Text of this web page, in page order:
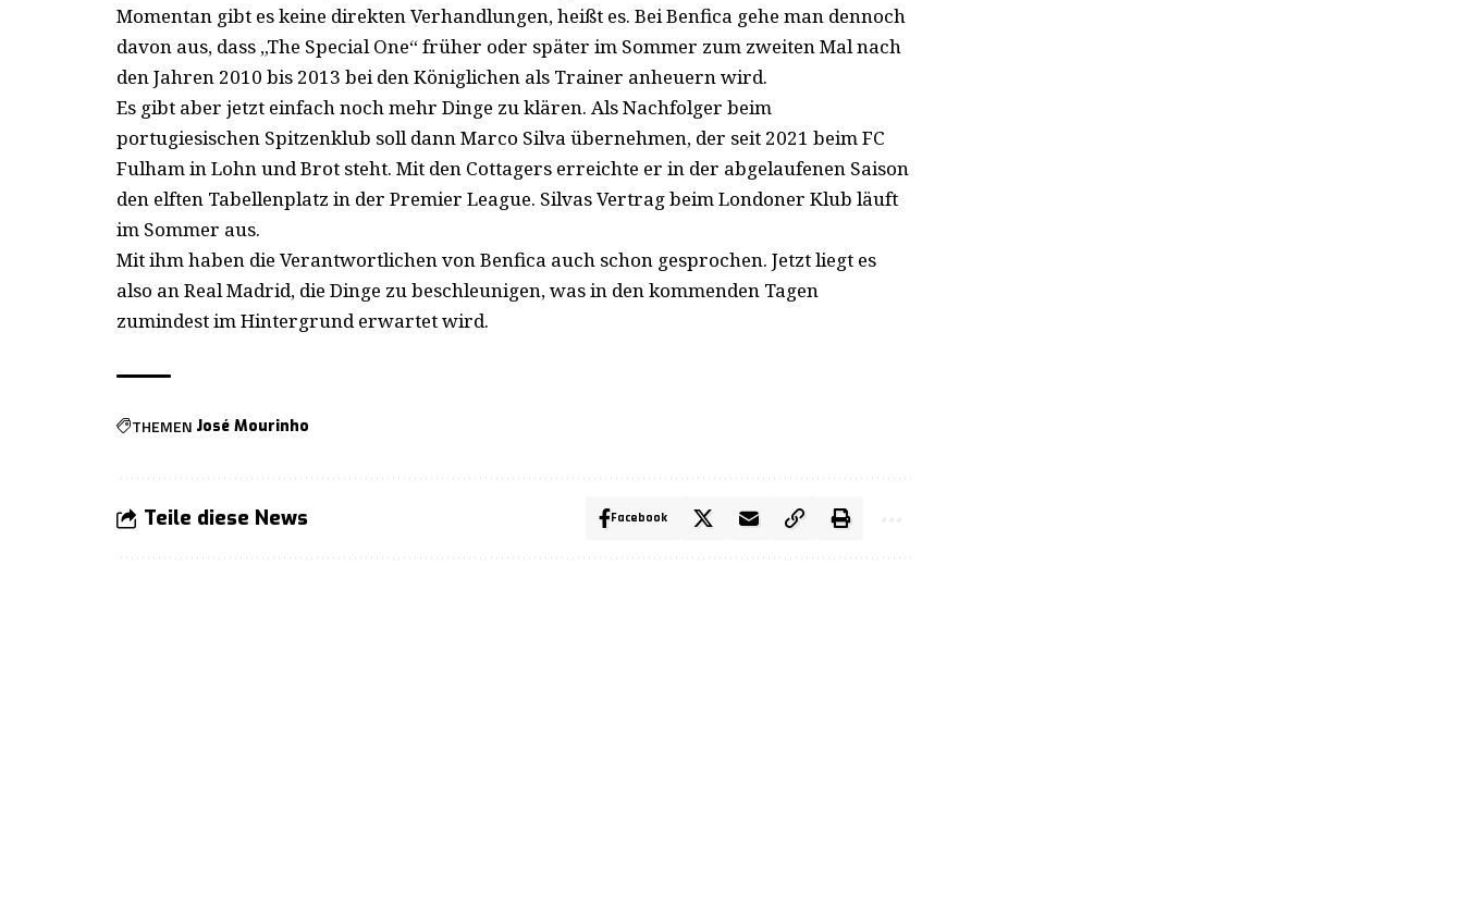
Momentan gibt es keine direkten Verhandlungen, heißt es. Bei Benfica gehe man dennoch
davon aus, dass „The Special One“ früher oder später im Sommer zum zweiten Mal nach
den Jahren 2010 bis 2013 bei den Königlichen als Trainer anheuern wird.
Es gibt aber jetzt einfach noch mehr Dinge zu klären. Als Nachfolger beim
portugiesischen Spitzenklub soll dann Marco Silva übernehmen, der seit 2021 beim FC
Fulham in Lohn und Brot steht. Mit den Cottagers erreichte er in der abgelaufenen Saison
den elften Tabellenplatz in der Premier League. Silvas Vertrag beim Londoner Klub läuft
im Sommer aus.
Mit ihm haben die Verantwortlichen von Benfica auch schon gesprochen. Jetzt liegt es
also an Real Madrid, die Dinge zu beschleunigen, was in den kommenden Tagen
zumindest im Hintergrund erwartet wird.
THEMEN José Mourinho
Teile diese News Facebook